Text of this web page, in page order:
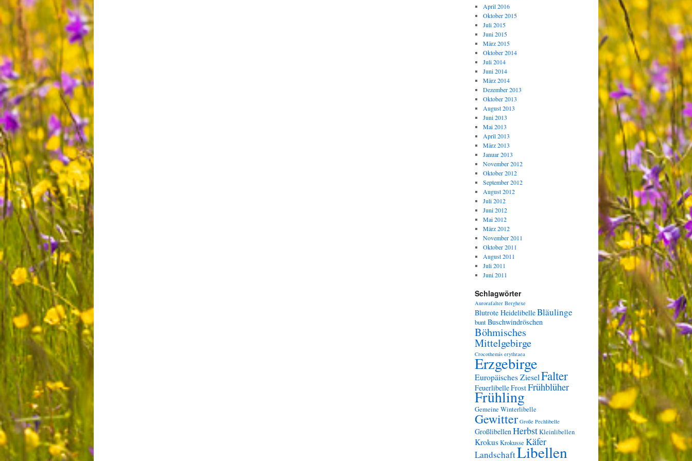
April 2016
Oktober 2015
Juli 2015
Juni 2015
März 2015
Oktober 2014
Juli 2014
Juni 2014
März 2014
Dezember 2013
Oktober 2013
August 2013
Juni 2013
Mai 2013
April 2013
März 2013
Januar 2013
November 2012
Oktober 2012
September 2012
August 2012
Juli 2012
Juni 2012
Mai 2012
März 2012
November 2011
Oktober 2011
August 2011
Juli 2011
Juni 2011
Schlagwörter
Aurorafalter Berghexe
Blutrote HeidelibelleBläulinge
buntBuschwindröschen
Böhmisches
Mittelgebirge
Crocothemis erythraea
Erzgebirge
Europäisches ZieselFalter
FeuerlibelleFrostFrühblüher
Frühling
Gemeine Winterlibelle
Gewitter Große Pechlibelle
GroßlibellenHerbstKleinlibellen
KrokusKrokusse Käfer
LandschaftLibellen